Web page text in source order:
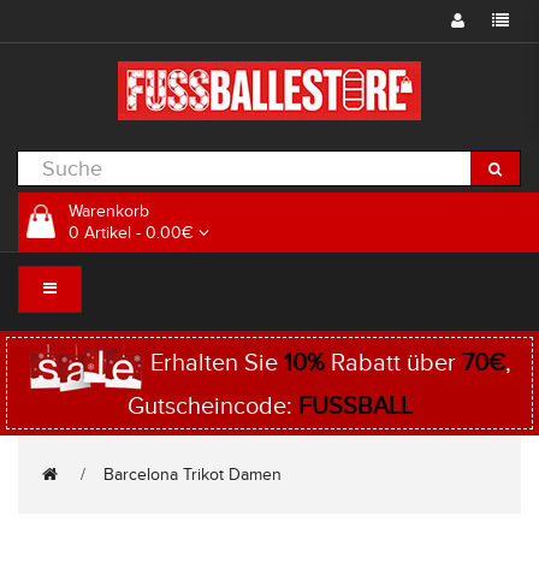
Warenkorb
0 Artikel - 0.00€
Erhalten Sie 10%Rabatt über 70€,
Gutscheincode: FUSSBALL
Barcelona Trikot Damen